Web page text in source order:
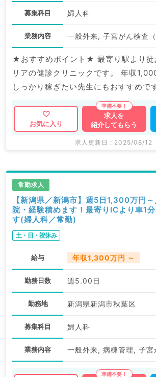
募集科目 婦人科
業務内容
★おすすめポイント★ 最寄り駅より
リアの健診クリニックです。 年収1,000～1,600万円／
しっかり稼ぎたい先生にもおすすめです。 マイ
DOCTORでは病院やクリニックなどの
もちろんのこと、 掲載情報以外にも産業医等の企業系
求人も多数扱っています。 求人内容の詳細等はお気軽
にお問合せ下さい。
お気に入り
求人を
紹介してもらう
求人更新日 : 2025/08/12
常勤求人
【新潟県／新潟市】週5日1,300万円
院・経験積めます！最寄りICより車1
す(婦人科／常勤)
土・日・祝休み
給与 年収1,300万円 ～
勤務日数 週5.00日
勤務地 新潟県新潟市秋葉区
募集科目 婦人科
業務内容